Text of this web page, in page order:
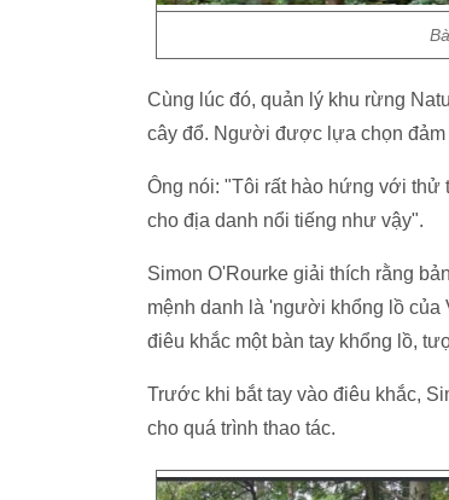
Cùng lúc đó, quản lý khu rừng
cây đổ. Người được lựa chọn đảm
Ông nói: "Tôi rất hào hứng với thử
cho địa danh nổi tiếng như vậy".
Simon O'Rourke giải thích rằng
mệnh danh là 'người khổng lồ của
điêu khắc một bàn tay khổng lồ,
Trước khi bắt tay vào điêu khắc,
cho quá trình thao tác.